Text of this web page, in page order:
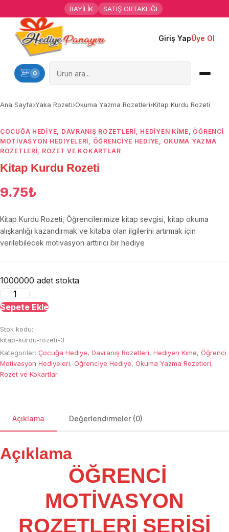
BAYİLİK SATIŞ ORTAKLIĞI
Giriş YapÜye Ol
0
Ana Sayfa
Kişiye Özel Hediyeler
Özel Günler
Öğrenci Motivasyon Hediyeleri
Yaka Rozeti
Farklı Hediyeler
Ana Sayfa›Yaka Rozeti›Okuma Yazma Rozetleri›Kitap Kurdu Rozeti
ÇOCUĞA HEDIYE, DAVRANIŞ ROZETLERI, HEDIYEN KIME, ÖĞRENCI
MOTIVASYON HEDIYELERI, ÖĞRENCIYE HEDIYE, OKUMA YAZMA
ROZETLERI, ROZET VE KOKARTLAR
Kitap Kurdu Rozeti
9.75₺
Kitap Kurdu Rozeti, Öğrencilerimize kitap sevgisi, kitap okuma
alışkanlığı kazandırmak ve kitaba olan ilgilerini artırmak için
verilebilecek motivasyon arttırıcı bir hediye
1000000 adet stokta
Kitap
Kurdu
adet
Sepete Ekle
Stok kodu:
kitap-kurdu-rozeti-3
Kategoriler: Çocuğa Hediye, Davranış Rozetleri, Hediyen Kime, Öğrenci
Motivasyon Hediyeleri, Öğrenciye Hediye, Okuma Yazma Rozetleri,
Rozet ve Kokartlar
Açıklama Değerlendirmeler (0)
Açıklama
ÖĞRENCİ
MOTİVASYON
ROZETLERİ SERİSİ